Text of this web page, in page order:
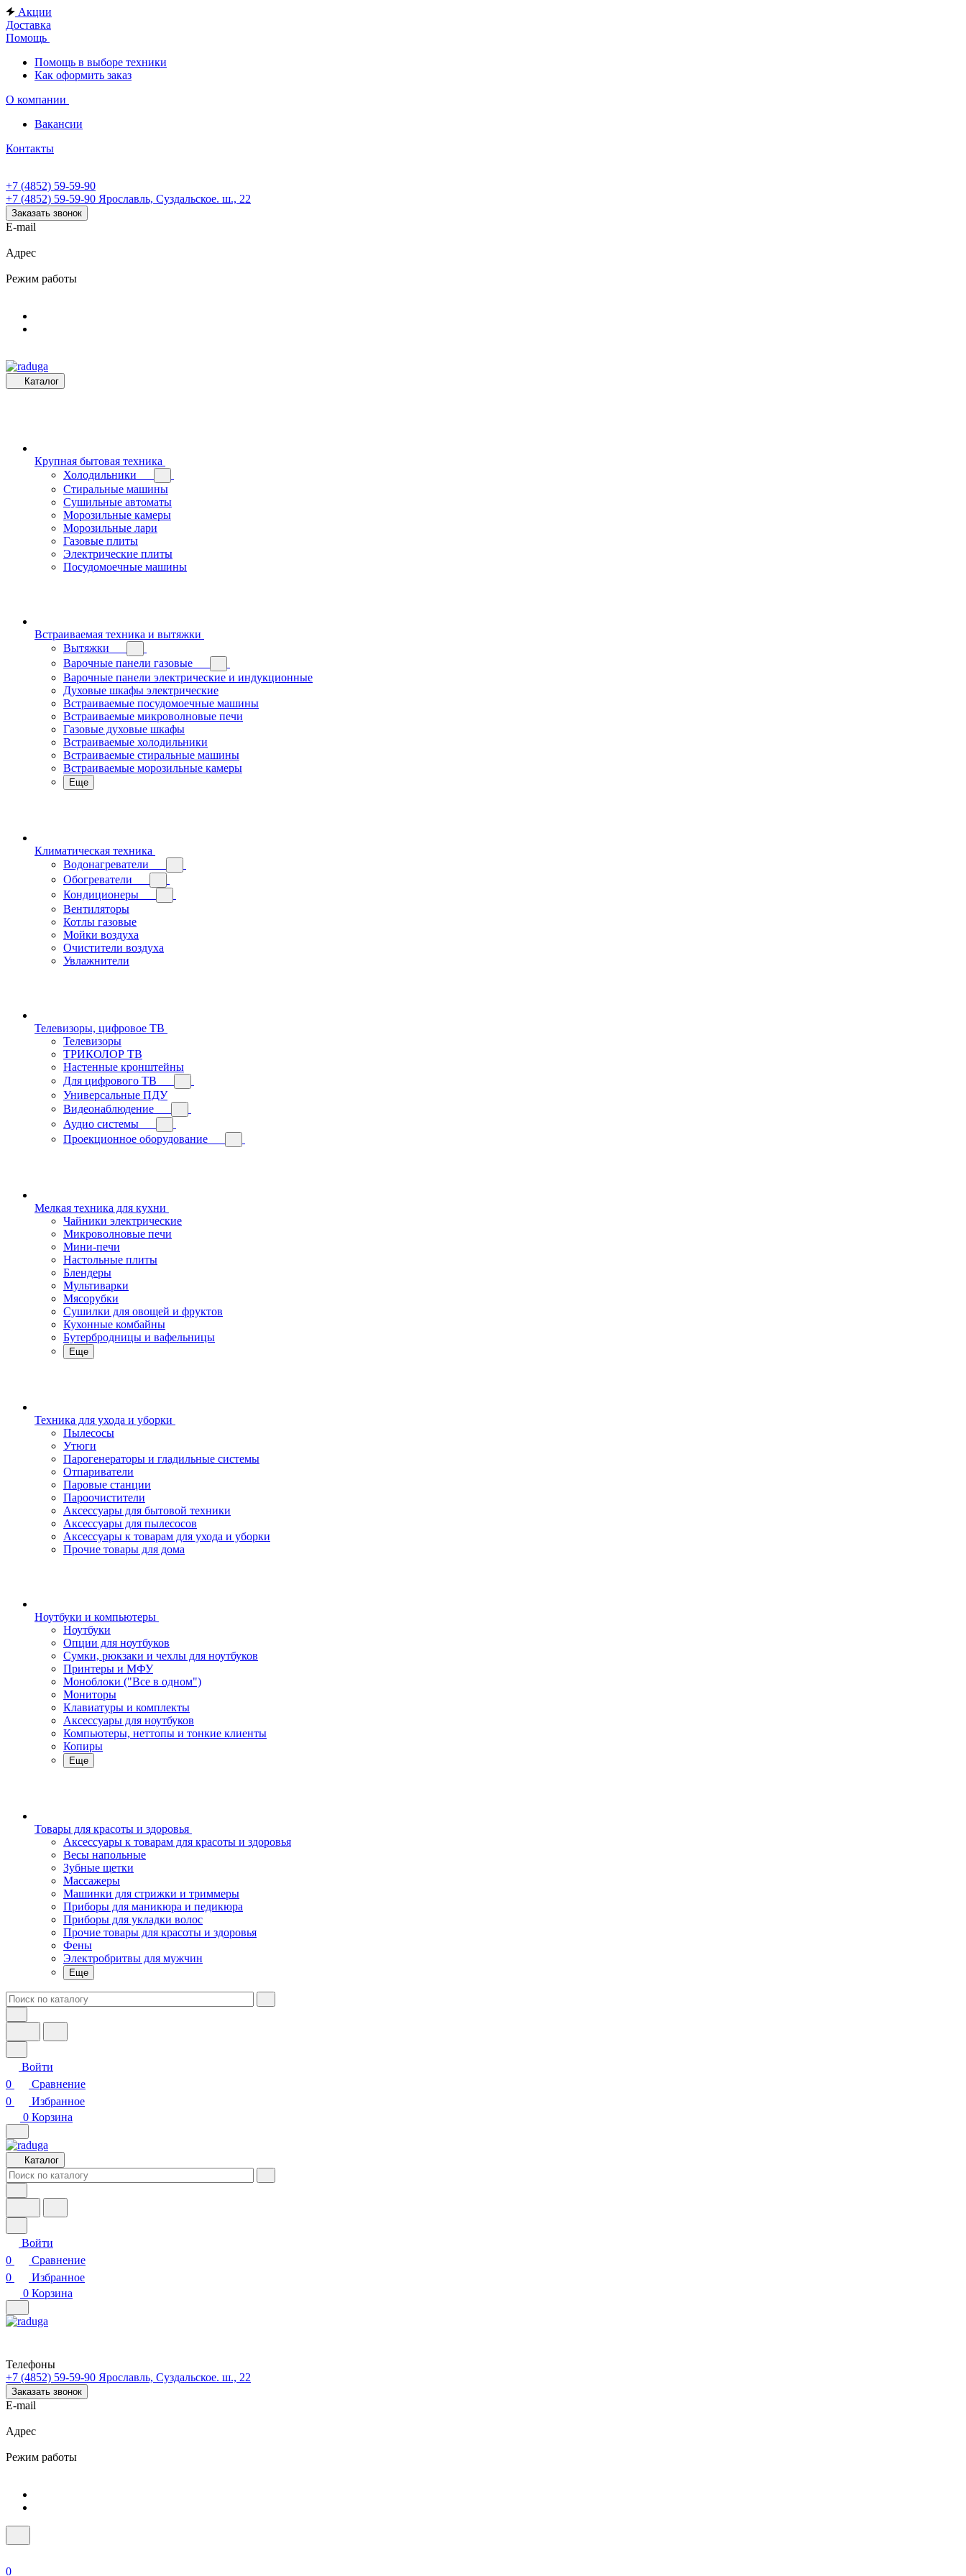
Акции
Доставка
Помощь
Помощь в выборе техники
Как оформить заказ
О компании
Вакансии
Контакты
+7 (4852) 59-59-90
+7 (4852) 59-59-90 Ярославль, Суздальское. ш., 22
Заказать звонок
E-mail
Адрес
Режим работы
Каталог
Крупная бытовая техника
Холодильники
Стиральные машины
Сушильные автоматы
Морозильные камеры
Морозильные лари
Газовые плиты
Электрические плиты
Посудомоечные машины
Встраиваемая техника и вытяжки
Вытяжки
Варочные панели газовые
Варочные панели электрические и индукционные
Духовые шкафы электрические
Встраиваемые посудомоечные машины
Встраиваемые микроволновые печи
Газовые духовые шкафы
Встраиваемые холодильники
Встраиваемые стиральные машины
Встраиваемые морозильные камеры
Еще
Климатическая техника
Водонагреватели
Обогреватели
Кондиционеры
Вентиляторы
Котлы газовые
Мойки воздуха
Очистители воздуха
Увлажнители
Телевизоры, цифровое ТВ
Телевизоры
ТРИКОЛОР ТВ
Настенные кронштейны
Для цифрового ТВ
Универсальные ПДУ
Видеонаблюдение
Аудио системы
Проекционное оборудование
Мелкая техника для кухни
Чайники электрические
Микроволновые печи
Мини-печи
Настольные плиты
Блендеры
Мультиварки
Мясорубки
Сушилки для овощей и фруктов
Кухонные комбайны
Бутербродницы и вафельницы
Еще
Техника для ухода и уборки
Пылесосы
Утюги
Парогенераторы и гладильные системы
Отпариватели
Паровые станции
Пароочистители
Аксессуары для бытовой техники
Аксессуары для пылесосов
Аксессуары к товарам для ухода и уборки
Прочие товары для дома
Ноутбуки и компьютеры
Ноутбуки
Опции для ноутбуков
Сумки, рюкзаки и чехлы для ноутбуков
Принтеры и МФУ
Моноблоки ("Все в одном")
Мониторы
Клавиатуры и комплекты
Аксессуары для ноутбуков
Компьютеры, неттопы и тонкие клиенты
Копиры
Еще
Товары для красоты и здоровья
Аксессуары к товарам для красоты и здоровья
Весы напольные
Зубные щетки
Массажеры
Машинки для стрижки и триммеры
Приборы для маникюра и педикюра
Приборы для укладки волос
Прочие товары для красоты и здоровья
Фены
Электробритвы для мужчин
Еще
Войти
0
Сравнение
0
Избранное
0 Корзина
Каталог
Войти
0
Сравнение
0
Избранное
0 Корзина
Телефоны
+7 (4852) 59-59-90 Ярославль, Суздальское. ш., 22
Заказать звонок
E-mail
Адрес
Режим работы
0